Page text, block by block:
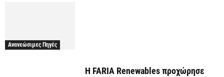
Ανανεώσιμες Πηγές
Η FARIA Renewables προχώρησε